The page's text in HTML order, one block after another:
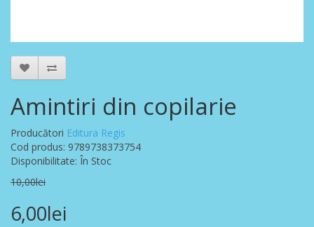
Amintiri din copilarie
Producători Editura Regis
Cod produs: 9789738373754
Disponibilitate: În Stoc
10,00lei
6,00lei